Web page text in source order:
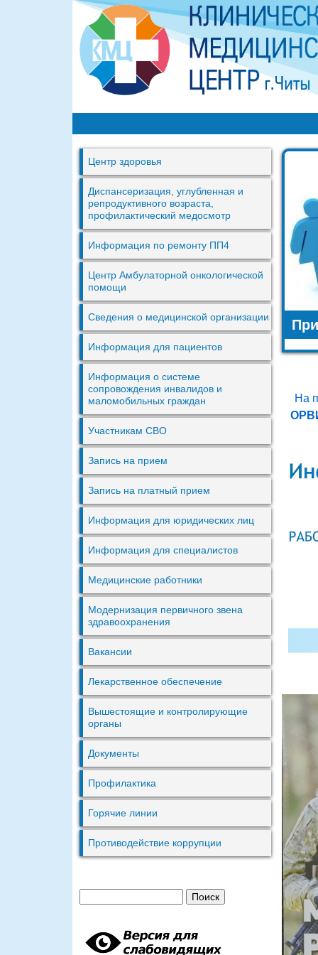
М
Ц
Ч
и
ы
На
Центр здоровья
Диспансеризация, углубленная и
репродуктивного возраста,
профилактический медосмотр
Информация по ремонту ПП4
Центр Амбулаторной онкологической
помощи
Сведения о медицинской организации
Информация для пациентов
Информация о системе
сопровождения инвалидов и
маломобильных граждан
Участникам СВО
Запись на прием
Запись на платный прием
Информация для юридических лиц
Информация для специалистов
Медицинские работники
Модернизация первичного звена
здравоохранения
Вакансии
Лекарственное обеспечение
Вышестоящие и контролирующие
органы
Документы
Профилактика
Горячие линии
Противодействие коррупции
Ф
о